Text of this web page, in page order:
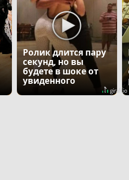
Ролик длится пару
секунд, но вы
будете в шоке от
увиденного